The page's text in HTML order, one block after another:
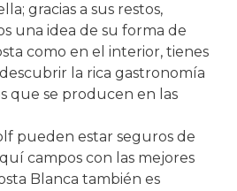
gracias a sus restos,
una idea de su forma de
como en el interior, tienes
la rica gastronomía
que se producen en las
pueden estar seguros de
campos con las mejores
Blanca también es